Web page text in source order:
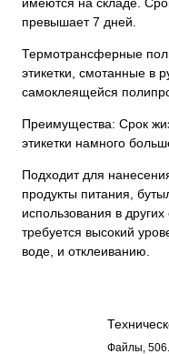
превышает 7 дней.
Термотрансферные
этикетки, смотанные в
самоклеящейся
Преимущества: Срок
этикетки намного
Подходит для
продукты питания,
использования в
требуется высокий
воде, и отклеиванию.
Файлы,